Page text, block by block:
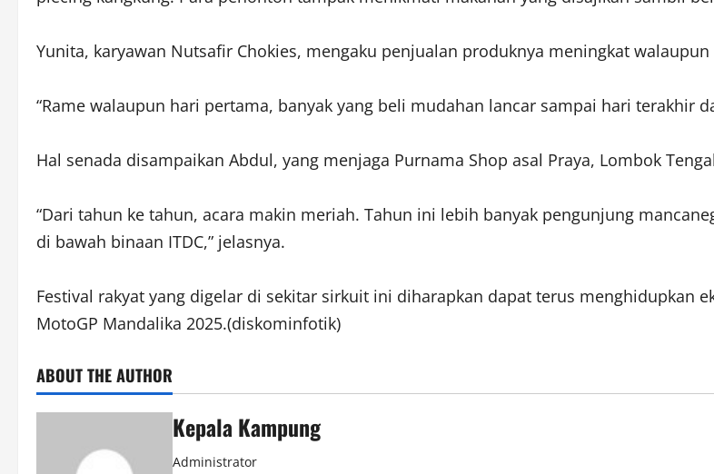
Yunita, karyawan Nutsafir Chokies, mengaku penjualan produknya meningkat
“Rame walaupun hari pertama, banyak yang beli mudahan lancar sampai hari terakhir
Hal senada disampaikan Abdul, yang menjaga Purnama Shop asal Praya, Lombok
“Dari tahun ke tahun, acara makin meriah. Tahun ini lebih banyak pengunjung
di bawah binaan ITDC,” jelasnya.
Festival rakyat yang digelar di sekitar sirkuit ini diharapkan dapat terus menghidupkan
MotoGP Mandalika 2025.(diskominfotik)
ABOUT THE AUTHOR
Kepala Kampung
Administrator